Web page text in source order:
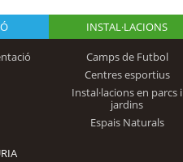
INSTAL·LACIONS
Camps de Futbol
Centres esportius
Instal·lacions en parcs i
jardins
Espais Naturals